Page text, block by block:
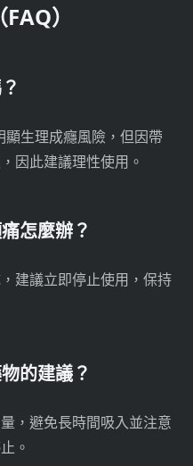
）
生理成癮風險，但因帶
因此建議理性使用。
怎麼辦？
建議立即停止使用，保持
的建議？
，避免長時間吸入並注意
。